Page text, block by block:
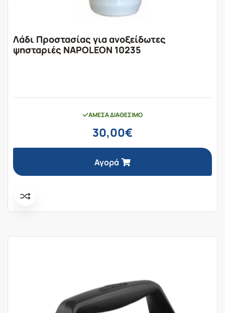
Λάδι Προστασίας για ανοξείδωτες
ψησταριές NAPOLEON 10235
ΆΜΕΣΑ ΔΙΑΘΈΣΙΜΟ
30,00€
Αγορά